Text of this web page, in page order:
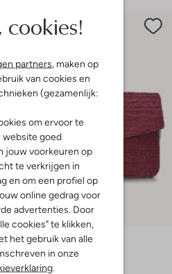
cookies!
partners, maken op
van cookies en
(gezamenlijk:
om ervoor te
website goed
jouw voorkeuren op
te verkrijgen in
en om een profiel op
online gedrag voor
advertenties. Door
cookies" te klikken,
het gebruik van alle
in onze
.
-70%
Becksondergaard
Schoudertas
€ 84,99